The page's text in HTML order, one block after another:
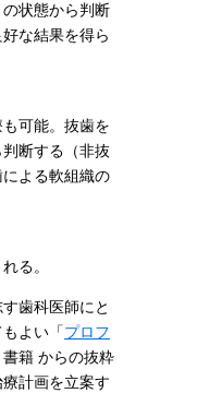
状態から判断
な結果を得ら
可能。抜歯を
断する（非抜
よる軟組織の
る。
歯科医師にと
よい「プロフ
書籍 からの抜粋
計画を立案す